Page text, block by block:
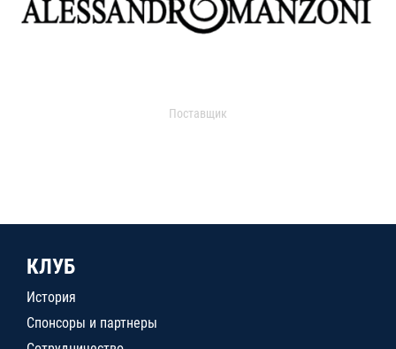
Поставщик
КЛУБ
История
Спонсоры и партнеры